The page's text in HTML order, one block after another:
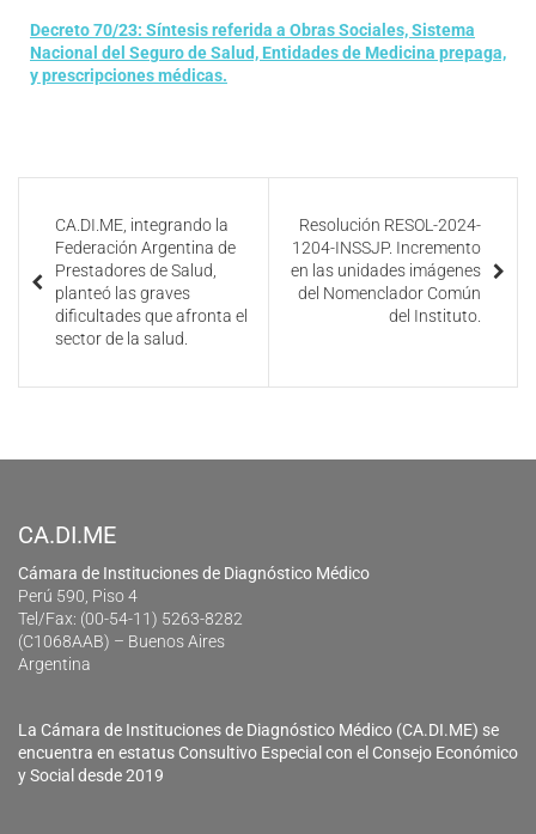
Decreto 70/23: Síntesis referida a Obras Sociales, Sistema
Nacional del Seguro de Salud, Entidades de Medicina prepaga,
y prescripciones médicas.
CA.DI.ME, integrando la
Federación Argentina de
Prestadores de Salud,
planteó las graves
dificultades que afronta el
sector de la salud.
Resolución RESOL-2024-
1204-INSSJP. Incremento
en las unidades imágenes
del Nomenclador Común
del Instituto.
CA.DI.ME
Cámara de Instituciones de Diagnóstico Médico
Perú 590, Piso 4
Tel/Fax: (00-54-11) 5263-8282
(C1068AAB) – Buenos Aires
Argentina
La Cámara de Instituciones de Diagnóstico Médico (CA.DI.ME) se
encuentra en estatus Consultivo Especial con el Consejo Económico
y Social desde 2019